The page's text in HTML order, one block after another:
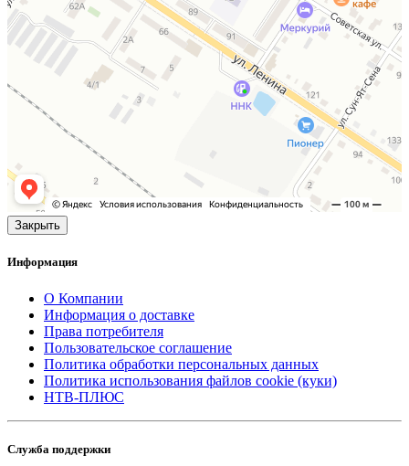
Закрыть
Информация
О Компании
Информация о доставке
Права потребителя
Пользовательское соглашение
Политика обработки персональных данных
Политика использования файлов cookie (куки)
НТВ-ПЛЮС
Служба поддержки